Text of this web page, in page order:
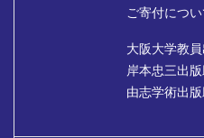
ご寄付につい
大阪大学教
岸本忠三出
由志学術出